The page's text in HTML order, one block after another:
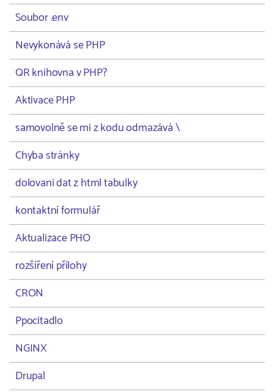
Soubor .env
Nevykonává se PHP
QR knihovna v PHP?
Aktivace PHP
samovolně se mi z kodu odmazává \
Chyba stránky
dolovani dat z html tabulky
kontaktní formulář
Aktualizace PHO
rozšíření přílohy
CRON
Ppocitadlo
NGINX
Drupal